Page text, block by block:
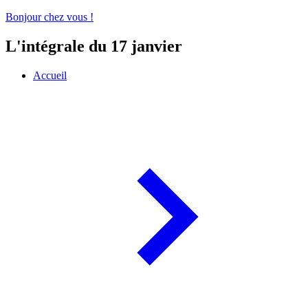
Bonjour chez vous !
L'intégrale du 17 janvier
Accueil